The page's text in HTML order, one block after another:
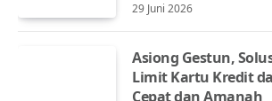
29 Juni 2026
Asiong Gestun,
Limit Kartu Kredit
Cepat dan Amanah